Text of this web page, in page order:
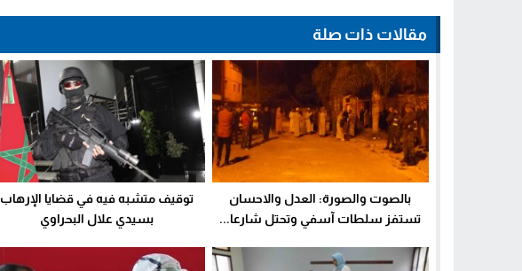
مقالات ذات صلة
بالصوت والصورة: العدل والاحسان
تستفز سلطات آسفي وتحتل شارعا...
توقيف متشبه فيه في قضايا الإرهاب
بسيدي علال البحراوي